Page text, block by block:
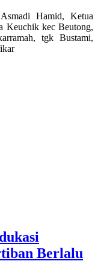
Hamid, Ketua
Keuchik kec Beutong,
tgk Bustami,
Berlalu